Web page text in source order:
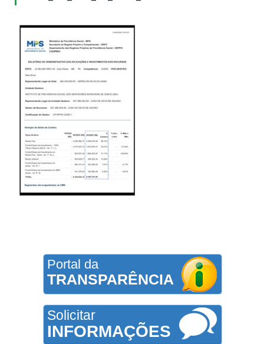
Portal da
TRANSPARÊNCIA
Solicitar
INFORMAÇÕES